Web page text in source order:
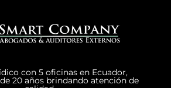
con 5 oficinas en Ecuador,
20 años brindando atención de